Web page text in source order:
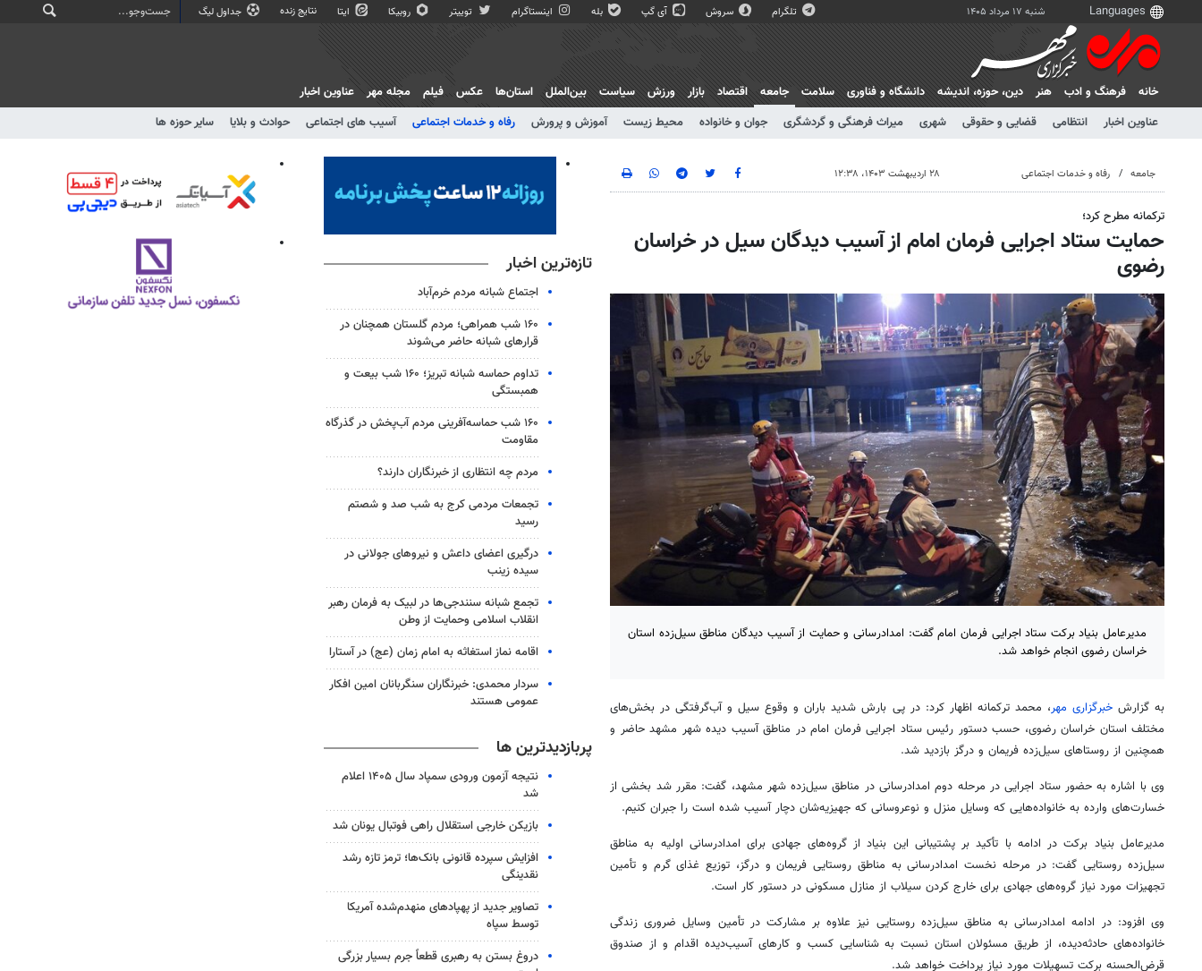
شنبه ۱۷ مرداد ۱۴۰۵ تلگرام سروش آی گپ بله اینستاگرام توییتر روبیکا ایتا نتایج زنده جداول لیگ
خانه فرهنگ و ادب هنر دين، حوزه، انديشه دانشگاه و فناوری سلامت
جامعه
عناوین اخبار
انتظامی قضایی و حقوقی شهری میراث فرهنگی و گردشگری جوان و خانواده محیط زیست آموزش و پرورش رفاه و خدمات اجتماعی آسیب های اجتماعی حوادث و بلایا سایر حوزه ها
اقتصاد بازار ورزش سیاست بین‌الملل استان‌ها عکس فیلم مجله مهر عناوین اخبار
جامعه رفاه و خدمات اجتماعی ۲۸ اردیبهشت ۱۴۰۳، ۱۲:۳۸
ترکمانه مطرح کرد؛
حمایت ستاد اجرایی فرمان امام از آسیب دیدگان سیل در خراسان
رضوی
مدیرعامل بنیاد برکت ستاد اجرایی فرمان امام گفت: امدادرسانی و حمایت از آسیب دیدگان مناطق سیل‌زده استان
خراسان رضوی انجام خواهد شد.
به گزارش خبرگزاری مهر، محمدترکمانه اظهار کرد: در پی بارش شدید باران و وقوع سیل و آب‌گرفتگی در بخش‌های
مختلف استان خراسان رضوی، حسب دستور رئیس ستاد اجرایی فرمان امام در مناطق آسیب دیده شهر مشهد حاضر و
همچنین از روستاهای سیل‌زده فریمان و درگز بازدید شد.
وی با اشاره به حضور ستاد اجرایی در مرحله دوم امدادرسانی در مناطق سیل‌زده شهر مشهد، گفت: مقرر شد بخشی از
خسارت‌های وارده به خانواده‌هایی که وسایل منزل و نوعروسانی که جهیزیه‌شان دچار آسیب شده است را جبران کنیم.
مدیرعامل بنیاد برکت در ادامه با تأکید بر پشتیبانی این بنیاد از گروه‌های جهادی برای امدادرسانی اولیه به مناطق
سیل‌زده روستایی گفت: در مرحله نخست امدادرسانی به مناطق روستایی فریمان ودرگز، توزیع غذای گرم و تأمین
تجهیزات مورد نیاز گروه‌های جهادی برای خارج کردن سیلاب از منازل مسکونی در دستور کار است.
وی افزود: در ادامه امدادرسانی به مناطق سیل‌زده روستایی نیز علاوه بر مشارکت در تأمین وسایل ضروری زندگی
خانواده‌های حادثه‌دیده، از طریق مسئولان استان نسبت به شناسایی کسب و کارهای آسیب‌دیده اقدام و از صندوق
قرض‌الحسنه برکت تسهیلات مورد نیاز پرداخت خواهد شد.
تازه‌ترین اخبار
اجتماع شبانه مردم خرم‌آباد
۱۶۰ شب همراهی؛ مردم گلستان همچنان در
قرارهای شبانه حاضر می‌شوند
تداوم حماسه شبانه تبریز؛ ۱۶۰ شب بیعت و
همبستگی
۱۶۰ شب حماسه‌آفرینی مردم آب‌پخش در گذرگاه
مقاومت
مردم چه انتظاری از خبرنگاران دارند؟
تجمعات مردمی کرج به شب صد و شصتم
رسید
درگیری اعضای داعش و نیروهای جولانی در
سیده زینب
تجمع شبانه سنندجی‌ها در لبیک به فرمان رهبر
انقلاب اسلامی وحمایت از وطن
اقامه نماز استغاثه به امام زمان (عج) در آستارا
سردار محمدی: خبرنگاران سنگربانان امین افکار
عمومی هستند
پربازدیدترین ها
نتیجه آزمون ورودی سمپاد سال ۱۴۰۵ اعلام
شد
بازیکن خارجی استقلال راهی فوتبال یونان شد
افزایش سپرده قانونی بانک‌ها؛ ترمز تازه رشد
نقدینگی
تصاویر جدید از پهپادهای منهدم‌شده آمریکا
توسط سپاه
دروغ بستن به رهبری قطعاً جرم بسیار بزرگی